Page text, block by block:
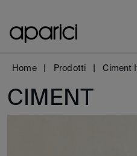
Home Prodotti Ciment
CIMENT